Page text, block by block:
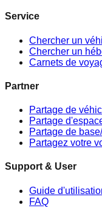
Service
Chercher un
Chercher un
Carnets de
Partner
Partage de
Partage
Partage de
Partagez votre
Support & User
Guide
FAQ